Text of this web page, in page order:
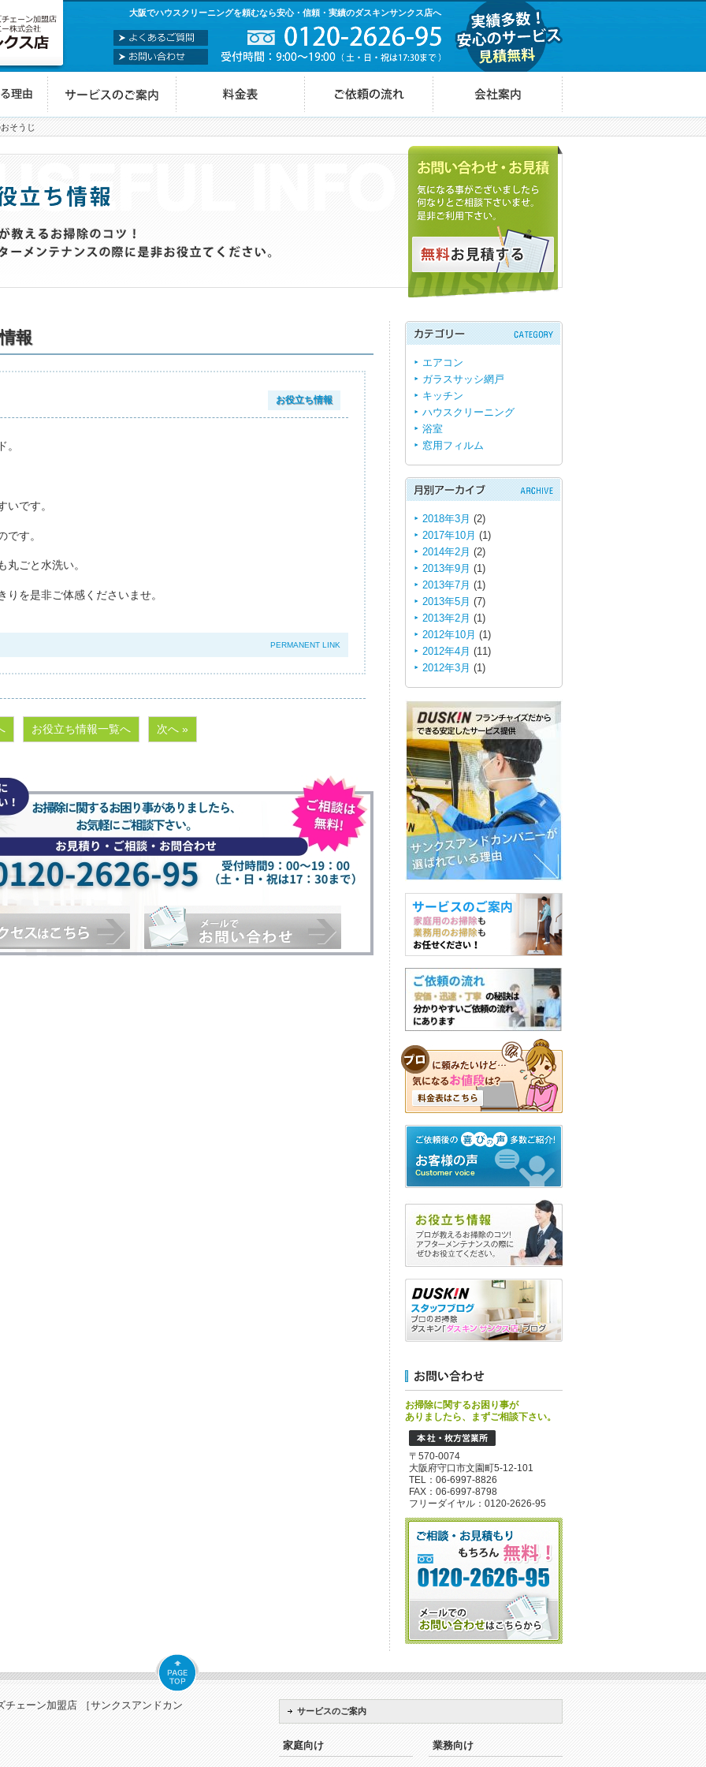
大阪でハウスクリーニングを頼むなら安心・信頼・実績のダスキンサンクス店へ
そうじ
報
お役立ち情報
いです。
です。
ごと水洗い。
を是非ご体感くださいませ。
PERMANENT LINK
お役立ち情報一覧へ 次へ »
エアコン
ガラスサッシ網戸
キッチン
ハウスクリーニング
浴室
窓用フィルム
2018年3月 (2)
2017年10月 (1)
2014年2月 (2)
2013年9月 (1)
2013年7月 (1)
2013年5月 (7)
2013年2月 (1)
2012年10月 (1)
2012年4月 (11)
2012年3月 (1)
お掃除に関するお困り事が
ありましたら、まずご相談下さい。
〒570-0074
大阪府守口市文園町5-12-101
TEL：06-6997-8826
FAX：06-6997-8798
フリーダイヤル：0120-2626-95
ェーン加盟店 ［サンクスアンドカン サービスのご案内
家庭向け 業務向け